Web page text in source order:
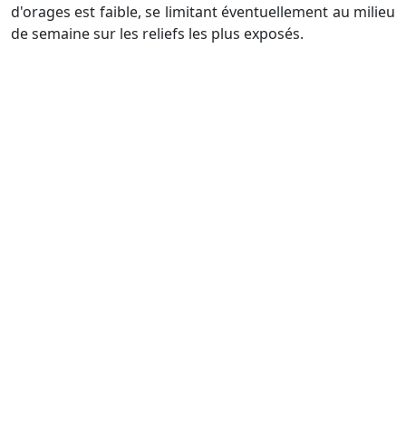
d'orages est faible, se limitant éventuellement au milieu
de semaine sur les reliefs les plus exposés.